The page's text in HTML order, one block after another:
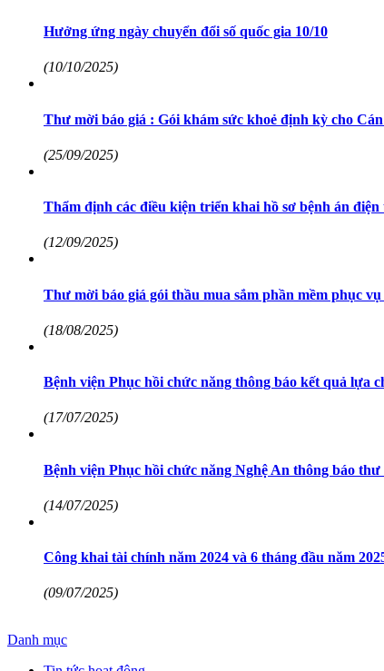
Hưởng ứng ngày chuyển đổi số quốc gia 10/10
(10/10/2025)
Thư mời báo giá : Gói khám sức khoẻ định kỳ cho
(25/09/2025)
Thẩm định các điều kiện triển khai hồ sơ bệnh án
(12/09/2025)
Thư mời báo giá gói thầu mua sắm phần mềm phục
(18/08/2025)
Bệnh viện Phục hồi chức năng thông báo kết quả lựa
(17/07/2025)
Bệnh viện Phục hồi chức năng Nghệ An thông báo
(14/07/2025)
Công khai tài chính năm 2024 và 6 tháng đầu năm
(09/07/2025)
Danh mục